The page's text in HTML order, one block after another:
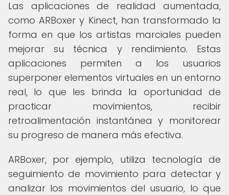
Las aplicaciones de realidad aumentada,
como ARBoxer y Kinect, han transformado la
forma en que los artistas marciales pueden
mejorar su técnica y rendimiento. Estas
aplicaciones permiten a los usuarios
superponer elementos virtuales en un entorno
real, lo que les brinda la oportunidad de
practicar movimientos, recibir
retroalimentación instantánea y monitorear
su progreso de manera más efectiva.
ARBoxer, por ejemplo, utiliza tecnología de
seguimiento de movimiento para detectar y
analizar los movimientos del usuario, lo que